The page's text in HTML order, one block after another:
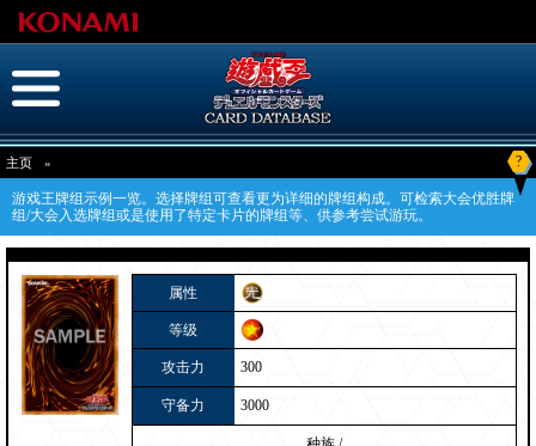
主页 » ?
游戏王牌组示例一览。选择牌组可查看更为详细的牌组构成。可检索大会优胜牌
组/大会入选牌组或是使用了特定卡片的牌组等、供参考尝试游玩。
属性
等级
攻击力 300
守备力 3000